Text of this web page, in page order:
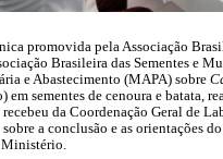
promovida pela Associação
Brasileira das Sementes e
e Abastecimento (MAPA) sobre
em sementes de cenoura e batata,
da Coordenação Geral de
a conclusão e as orientações
Ministério.